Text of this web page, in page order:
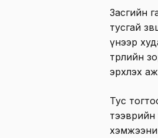
Засгийн
тусгай
үнээр
төрлийн
эрхлэх
Тус
тээврийн